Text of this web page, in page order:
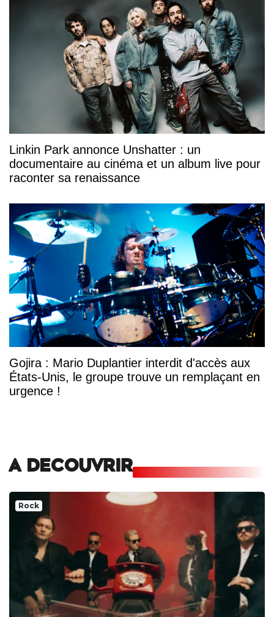
Linkin Park annonce Unshatter : un
documentaire au cinéma et un album live pour
raconter sa renaissance
Gojira : Mario Duplantier interdit d'accès aux
États-Unis, le groupe trouve un remplaçant en
urgence !
A DECOUVRIR
Rock